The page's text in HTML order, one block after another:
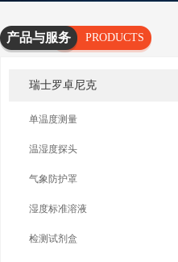
产品与服务
PRODUCTS
SERVICES
瑞士罗卓尼克
单温度测量
温湿度探头
气象防护罩
湿度标准溶液
检测试剂盒